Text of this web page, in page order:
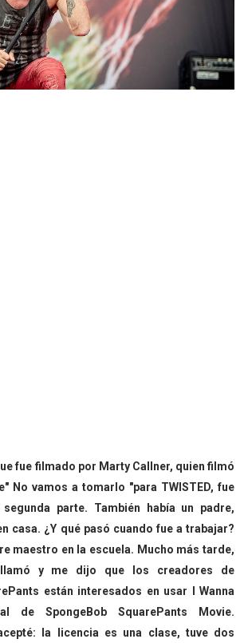
fue filmado por Marty Callner, quien filmó
No vamos a tomarlo "para TWISTED, fue
parte. También había un padre,
casa. ¿Y qué pasó cuando fue a trabajar?
maestro en la escuela. Mucho más tarde,
y me dijo que los creadores de
están interesados ​​en usar I Wanna
de SpongeBob SquarePants Movie.
la licencia es una clase, tuve dos